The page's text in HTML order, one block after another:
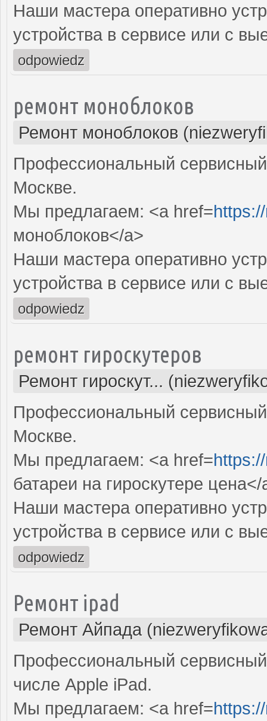
Наши мастера оперативно
устройства в сервисе или с
odpowiedz
ремонт моноблоков
Ремонт моноблоков
Профессиональный
Москве.
Мы предлагаем: <a href=
моноблоков</a>
Наши мастера оперативно
устройства в сервисе или с
odpowiedz
ремонт гироскутеров
Ремонт гироскут...
Профессиональный сервисный
Москве.
Мы предлагаем: <a href=
батареи на гироскутере цена</
Наши мастера оперативно
устройства в сервисе или с
odpowiedz
Ремонт ipad
Ремонт Айпада
Профессиональный
числе Apple iPad.
Мы предлагаем: <a href=